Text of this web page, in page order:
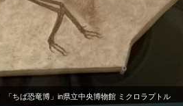
「ちば恐竜博」in県立中央博物館 ミクロラプトル